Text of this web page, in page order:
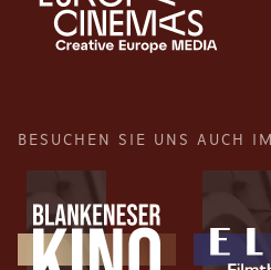
BESUCHEN SIE UNS AUCH IM